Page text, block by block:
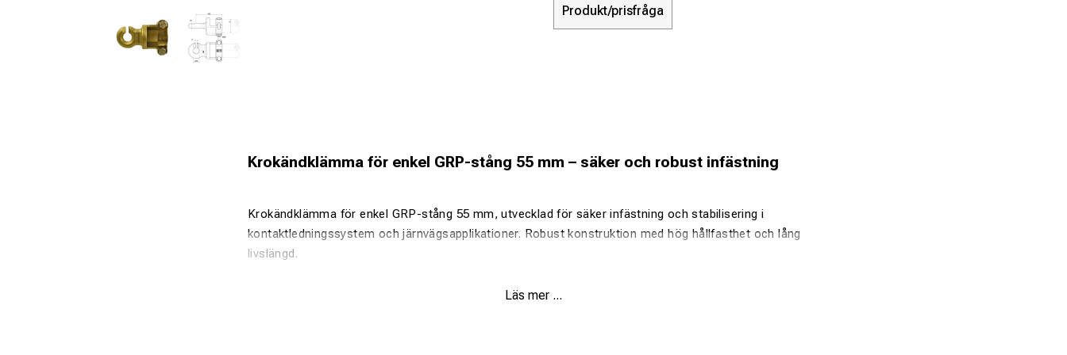
Produkt/prisfråga
Krokändklämma för enkel GRP-stång 55 mm – säker och robust infästning
Krokändklämma för enkel GRP-stång 55 mm, utvecklad för säker infästning och stabilisering i
kontaktledningssystem och järnvägsapplikationer. Robust konstruktion med hög hållfasthet och lång
livslängd.
Läs mer ...